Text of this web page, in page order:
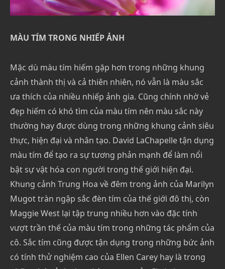
MÀU TÍM TRONG NHIẾP ẢNH
Mặc dù màu tím hiếm gặp hơn trong những khung
cảnh thành thị và cả thiên nhiên, nó vẫn là màu sắc
ưa thích của nhiều nhiếp ảnh gia. Cũng chính nhờ vẻ
đẹp hiếm có khó tìm của màu tím nên màu sắc này
thường hay được dùng trong những khung cảnh siêu
thực, hiện đại và nhân tạo. David LaChapelle tận dụng
màu tím để tạo ra sự tương phản mạnh để làm nổi
bật sự vật hóa con người trong thế giới hiện đại.
Khung cảnh Trung Hoa về đêm trong ảnh của Marilyn
Mugot tràn ngập sắc đèn tím của thế giới đô thị, còn
Maggie West lại tập trung nhiều hơn vào đặc tính
vượt trần thế của màu tím trong những tác phẩm của
cô. Sắc tím cũng được tận dụng trong những bức ảnh
có tính thử nghiệm cao của Ellen Carey hay là trong